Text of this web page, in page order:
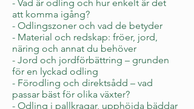
- Vad är odling och hur enkelt är det
att komma igång?
- Odlingszoner och vad de betyder
- Material och redskap: fröer, jord,
näring och annat du behöver
- Jord och jordförbättring – grunden
för en lyckad odling
- Förodling och direktsådd – vad
passar bäst för olika växter?
- Odling i pallkragar, upphöjda bäddar